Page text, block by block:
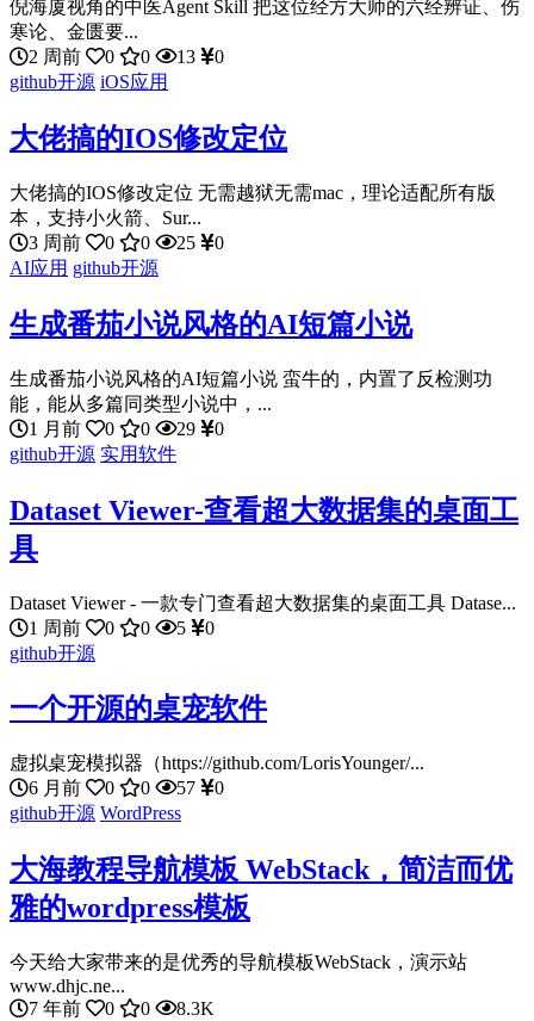
倪海厦视角的中医Agent Skill 把这位经方大师的六经辨证、伤
寒论、金匮要...
2 周前
0 0 13
0
github开源 iOS应用
大佬搞的IOS修改定位
大佬搞的IOS修改定位 无需越狱无需mac，理论适配所有版
本，支持小火箭、Sur...
3 周前
0 0 25
0
AI应用 github开源
生成番茄小说风格的AI短篇小说
生成番茄小说风格的AI短篇小说 蛮牛的，内置了反检测功
能，能从多篇同类型小说中，...
1 月前
0 0 29
0
github开源 实用软件
Dataset Viewer-查看超大数据集的桌面工
具
Dataset Viewer - 一款专门查看超大数据集的桌面工具 Datase...
1 周前
0 0 5
0
github开源
一个开源的桌宠软件
虚拟桌宠模拟器（https://github.com/LorisYounger/...
6 月前
0 0 57
0
github开源 WordPress
大海教程导航模板 WebStack，简洁而优
雅的wordpress模板
今天给大家带来的是优秀的导航模板WebStack，演示站
www.dhjc.ne...
7 年前
0 0 8.3K